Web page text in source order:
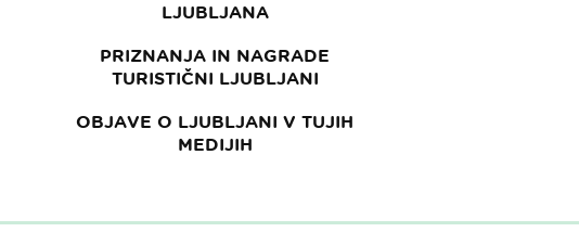
LJUBLJANA
PRIZNANJA IN NAGRADE
TURISTIČNI LJUBLJANI
OBJAVE O LJUBLJANI V TUJIH
MEDIJIH